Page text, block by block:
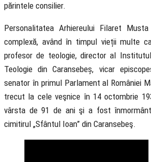
părintele consilier.
Personalitatea Arhiereului Filaret
complexă, având în timpul vieții multe
profesor de teologie, director al
Teologie din Caransebeș, vicar
senator în primul Parlament al României
trecut la cele veşnice în 14 octombrie
vârsta de 91 de ani şi a fost
cimitirul „Sfântul Ioan” din Caransebeş.